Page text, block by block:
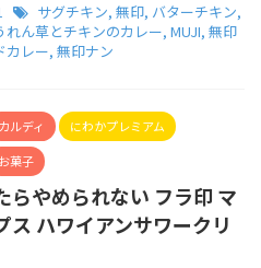
サグチキン, 無印, バターチキン,
れん草とチキンのカレー, MUJI, 無印
カレー, 無印ナン
カルディ
にわかプレミアム
お菓子
らやめられない フラ印 マ
ス ハワイアンサワークリ